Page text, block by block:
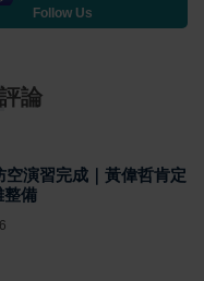
Follow Us
評論
空演習完成｜黃偉哲肯定
整備